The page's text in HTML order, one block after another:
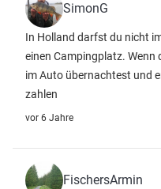
SimonG
In Holland darfst du nicht
einen Campingplatz.
im Auto übernachtest und
zahlen
vor 6 Jahre
FischersArmin